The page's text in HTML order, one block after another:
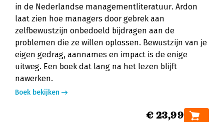
in de Nederlandse managementliteratuur. Ardon
laat zien hoe managers door gebrek aan
zelfbewustzijn onbedoeld bijdragen aan de
problemen die ze willen oplossen. Bewustzijn van je
eigen gedrag, aannames en impact is de enige
uitweg. Een boek dat lang na het lezen blijft
nawerken.
Boek bekijken
€ 23,99